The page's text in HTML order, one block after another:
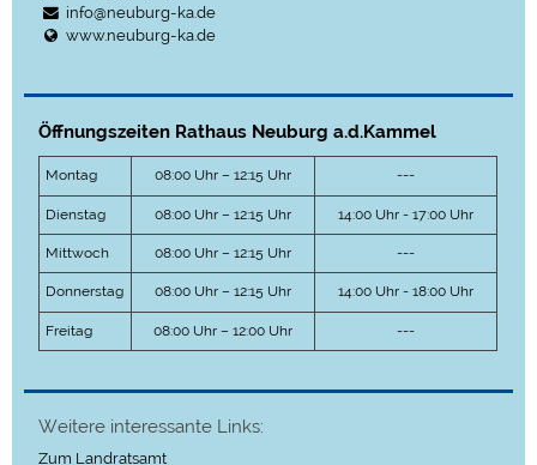
info@neuburg-ka.de
www.neuburg-ka.de
Öffnungszeiten Rathaus Neuburg a.d.Kammel
Montag 08:00 Uhr – 12:15 Uhr ---
Dienstag 08:00 Uhr – 12:15 Uhr 14:00 Uhr - 17:00 Uhr
Mittwoch 08:00 Uhr – 12:15 Uhr ---
Donnerstag 08:00 Uhr – 12:15 Uhr 14:00 Uhr - 18:00 Uhr
Freitag 08:00 Uhr – 12:00 Uhr ---
Weitere interessante Links:
Zum Landratsamt